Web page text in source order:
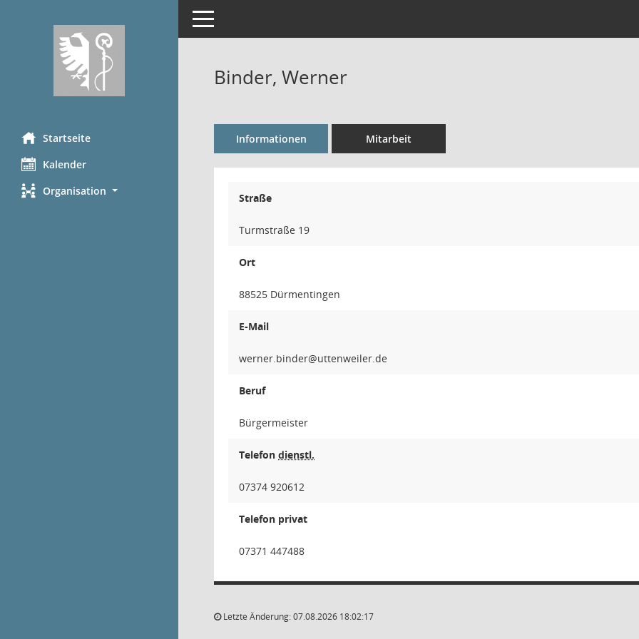
Startseite
Kalender
Organisation
Toggle navigation
Binder, Werner
Informationen Mitarbeit
Straße
Turmstraße 19
Ort
88525 Dürmentingen
E-Mail
rednib
Beruf
Bürgermeister
Telefon dienstl.
07374 920612
Telefon privat
07371 447488
Letzte Änderung: 07.08.2026 18:02:17